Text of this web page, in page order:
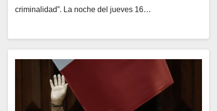
criminalidad”. La noche del jueves 16…